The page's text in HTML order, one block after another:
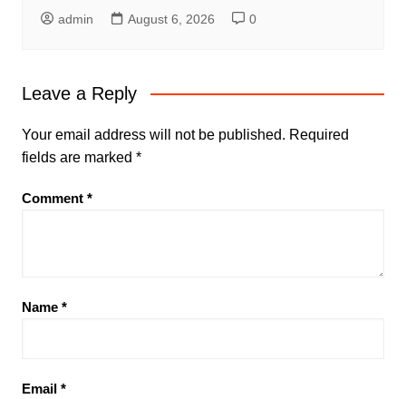
admin August 6, 2026 0
Leave a Reply
Your email address will not be published. Required
fields are marked *
Comment *
Name *
Email *